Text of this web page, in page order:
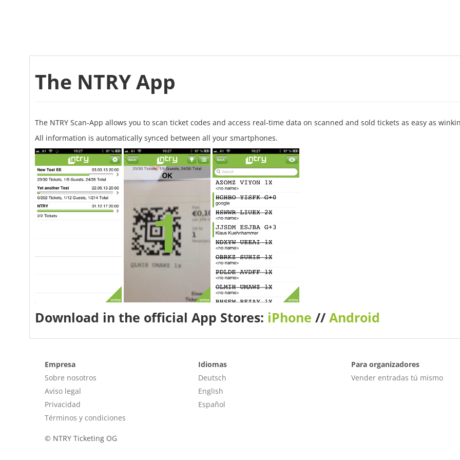
The NTRY App
The NTRY Scan-App allows you to scan ticket codes and access real-time data on scanned and sold tickets as easy as
All information is automatically synced between all your smartphones.
Download in the official App Stores: iPhone // Android
Empresa
Sobre nosotros
Aviso legal
Privacidad
Términos y condiciones
Idiomas
Deutsch
English
Español
Para organizadores
Vender entradas tú mismo
© NTRY Ticketing OG